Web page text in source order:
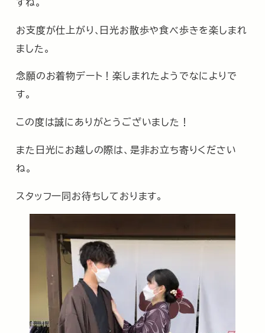
お支度が仕上がり､日光お散歩や食べ歩きを楽しまれ
ました。
念願のお着物デート！楽しまれたようでなによりで
す。
この度は誠にありがとうございました！
また日光にお越しの際は、是非お立ち寄りください
ね。
スタッフ一同お待ちしております。